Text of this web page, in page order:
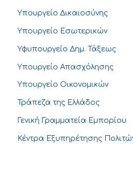
Υπουργείο Δικαιοσύνης
Υπουργείο Εσωτερικών
Υφυπουργείο Δημ. Τάξεως
Υπουργείο Απασχόλησης
Υπουργείο Οικονομικών
Τράπεζα της Ελλάδος
Γενική Γραμματεία Εμπορίου
Κέντρα Εξυπηρέτησης